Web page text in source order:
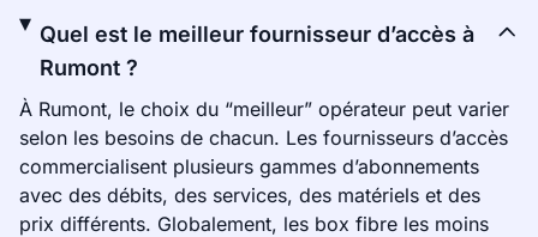
Quel est le meilleur fournisseur d’accès à
Rumont ?
À Rumont, le choix du “meilleur” opérateur peut varier
selon les besoins de chacun. Les fournisseurs d’accès
commercialisent plusieurs gammes d’abonnements
avec des débits, des services, des matériels et des
prix différents. Globalement, les box fibre les moins